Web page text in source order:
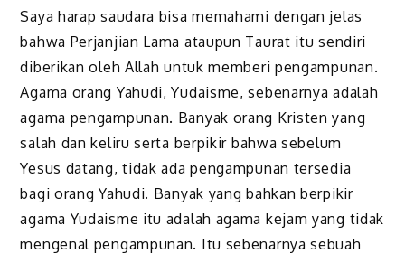
Saya harap saudara bisa memahami dengan jelas
bahwa Perjanjian Lama ataupun Taurat itu sendiri
diberikan oleh Allah untuk memberi pengampunan.
Agama orang Yahudi, Yudaisme, sebenarnya adalah
agama pengampunan. Banyak orang Kristen yang
salah dan keliru serta berpikir bahwa sebelum
Yesus datang, tidak ada pengampunan tersedia
bagi orang Yahudi. Banyak yang bahkan berpikir
agama Yudaisme itu adalah agama kejam yang tidak
mengenal pengampunan. Itu sebenarnya sebuah